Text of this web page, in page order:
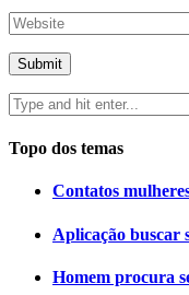
Topo dos temas
Contatos
Aplicação buscar
Homem procura